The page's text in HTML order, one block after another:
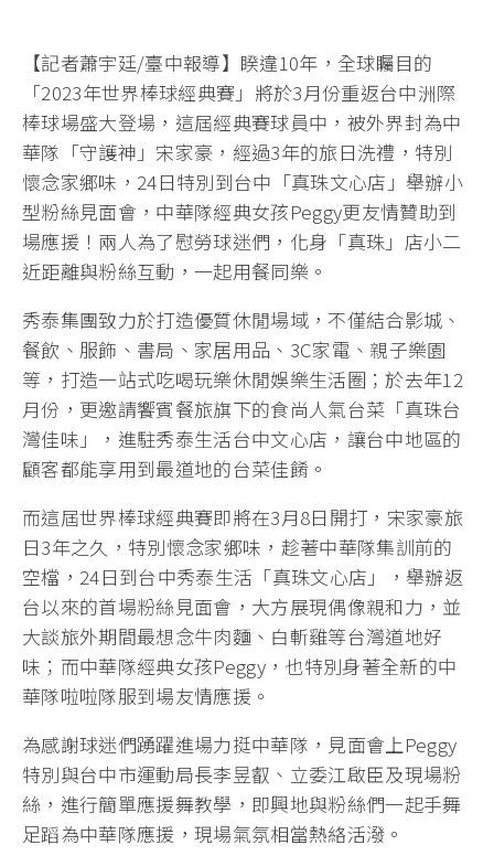
【記者蕭宇廷/臺中報導】睽違10年，全球矚目的
「2023年世界棒球經典賽」將於3月份重返台中洲際
棒球場盛大登場，這屆經典賽球員中，被外界封為中
華隊「守護神」宋家豪，經過3年的旅日洗禮，特別
懷念家鄉味，24日特別到台中「真珠文心店」舉辦小
型粉絲見面會，中華隊經典女孩Peggy更友情贊助到
場應援！兩人為了慰勞球迷們，化身「真珠」店小二
近距離與粉絲互動，一起用餐同樂。
秀泰集團致力於打造優質休閒場域，不僅結合影城、
餐飲、服飾、書局、家居用品、3C家電、親子樂園
等，打造一站式吃喝玩樂休閒娛樂生活圈；於去年12
月份，更邀請饗賓餐旅旗下的食尚人氣台菜「真珠台
灣佳味」，進駐秀泰生活台中文心店，讓台中地區的
顧客都能享用到最道地的台菜佳餚。
而這屆世界棒球經典賽即將在3月8日開打，宋家豪旅
日3年之久，特別懷念家鄉味，趁著中華隊集訓前的
空檔，24日到台中秀泰生活「真珠文心店」，舉辦返
台以來的首場粉絲見面會，大方展現偶像親和力，並
大談旅外期間最想念牛肉麵、白斬雞等台灣道地好
味；而中華隊經典女孩Peggy，也特別身著全新的中
華隊啦啦隊服到場友情應援。
為感謝球迷們踴躍進場力挺中華隊，見面會上Peggy
特別與台中市運動局長李昱叡、立委江啟臣及現場粉
絲，進行簡單應援舞教學，即興地與粉絲們一起手舞
足蹈為中華隊應援，現場氣氛相當熱絡活潑。